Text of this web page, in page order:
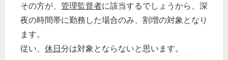
その方が、 管理監督者に該当するでしょうから、深
夜の時間帯に勤務した場合のみ、割増の対象となり
ます。
従い、 休日分は対象とならないと思います。